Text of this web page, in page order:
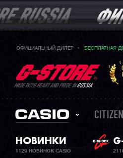
ОФИЦИАЛЬНЫЙ ДИЛЕР БЕСПЛАТНАЯ
MADE WITH HEART AND PRIDE INRUSSIA
CITIZEN
НОВИНКИ
1129 НОВИНОК CASIO